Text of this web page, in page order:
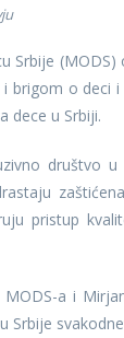
Srbije
brigom o deci
dece u Srbiji.
društvo
pristup
MODS-a i
Srbije